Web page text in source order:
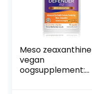
Meso zeaxanthine
vegan
oogsupplement: